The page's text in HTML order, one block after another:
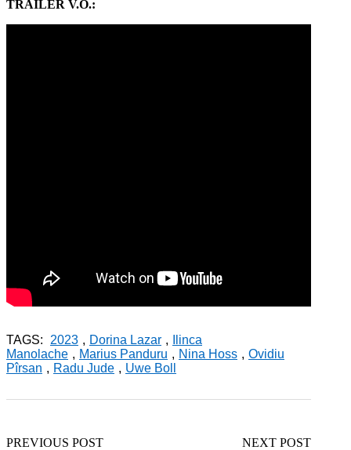
TRÁILER V.O.:
TAGS: 2023 , Dorina Lazar ,
Ilinca
Manolache , Marius Panduru , Nina Hoss , Ovidiu
Pîrsan , Radu Jude , Uwe Boll
PREVIOUS POST
NEXT POST